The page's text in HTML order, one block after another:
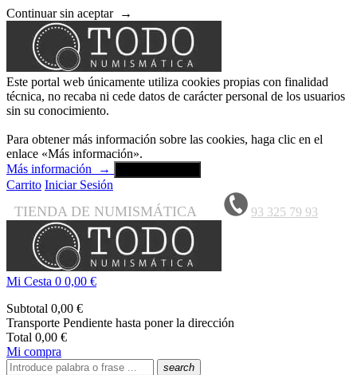
Continuar sin aceptar →
Este portal web únicamente utiliza cookies propias con finalidad
técnica, no recaba ni cede datos de carácter personal de los usuarios
sin su conocimiento.
Para obtener más información sobre las cookies, haga clic en el
enlace «Más información».
Más información
→
Carrito Iniciar Sesión
TIENDA DE NUMISMÁTICA 93 325 79 93
Mi Cesta 0 0,00 €
Subtotal 0,00 €
Transporte Pendiente hasta poner la dirección
Total 0,00 €
Mi compra
search